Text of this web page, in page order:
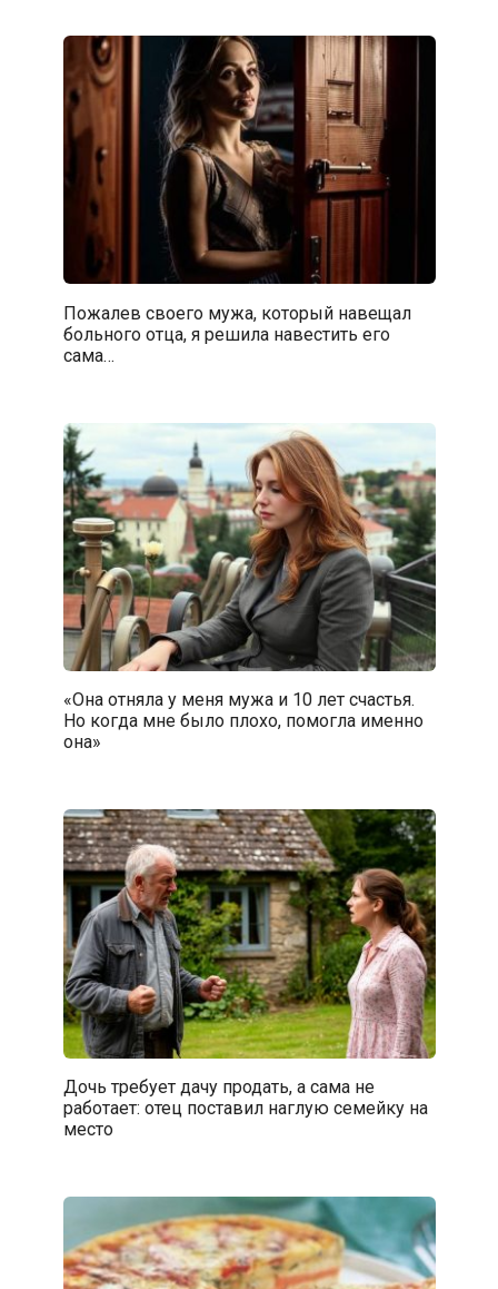
Пожалев своего мужа, который навещал
больного отца, я решила навестить его
сама…
«Она отняла у меня мужа и 10 лет счастья.
Но когда мне было плохо, помогла именно
она»
Дочь требует дачу продать, а сама не
работает: отец поставил наглую семейку на
место